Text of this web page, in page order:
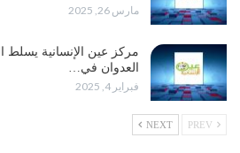
مارس 26, 2025
مركز عين الإنسانية يسلط
العدوان في…
فبراير 4, 2025
NEXT